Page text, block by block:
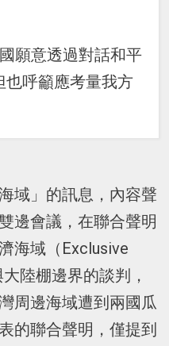
願意透過對話和平
也呼籲應考量我方
域」的訊息，內容聲
邊會議，在聯合聲明
海域（Exclusive
陸棚邊界的談判，
周邊海域遭到兩國瓜
的聯合聲明，僅提到